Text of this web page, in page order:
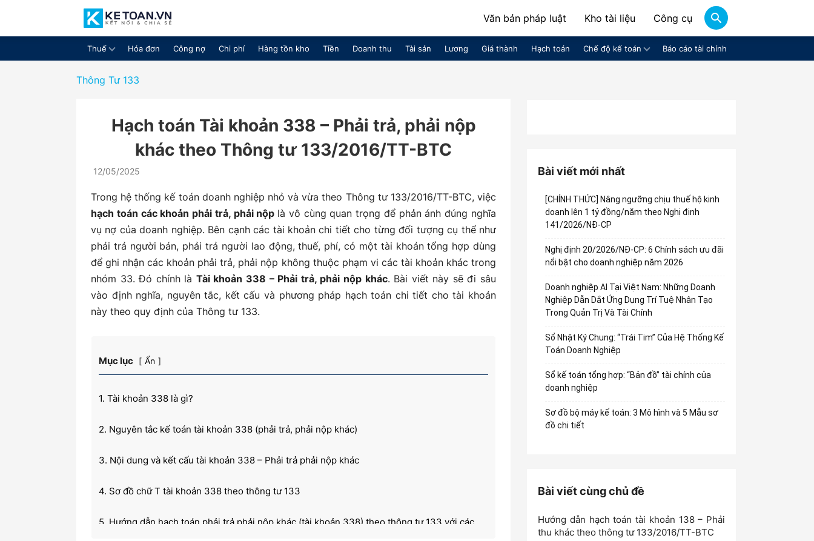
chia
sẻ
toán
Văn bản pháp luật Kho tài liệu Công cụ
Thuế Hóa đơn Công nợ Chi phí Hàng tồn kho Tiền Doanh thu Tài sản Lương Giá thành Hạch toán Chế độ kế toán Báo cáo tài chính
Thông Tư 133
Hạch toán Tài khoản 338 – Phải trả, phải nộp
khác theo Thông tư 133/2016/TT-BTC
12/05/2025
Trong hệ thống kế toán doanh nghiệp nhỏ và vừa theo Thông tư 133/2016/TT-BTC, việc
hạch toán các khoản phải trả, phải nộp là vô cùng quan trọng để phản ánh đúng nghĩa
vụ nợ của doanh nghiệp. Bên cạnh các tài khoản chi tiết cho từng đối tượng cụ thể như
phải trả người bán, phải trả người lao động, thuế, phí, có một tài khoản tổng hợp dùng
để ghi nhận các khoản phải trả, phải nộp không thuộc phạm vi các tài khoản khác trong
nhóm 33. Đó chính là Tài khoản 338 – Phải trả, phải nộp khác. Bài viết này sẽ đi sâu
vào định nghĩa, nguyên tắc, kết cấu và phương pháp hạch toán chi tiết cho tài khoản
này theo quy định của Thông tư 133.
Mục lục Ẩn
1. Tài khoản 338 là gì?
2. Nguyên tắc kế toán tài khoản 338 (phải trả, phải nộp khác)
3. Nội dung và kết cấu tài khoản 338 – Phải trả phải nộp khác
4. Sơ đồ chữ T tài khoản 338 theo thông tư 133
5. Hướng dẫn hạch toán phải trả phải nộp khác (tài khoản 338) theo thông tư 133 với các
Bài viết mới nhất
[CHÍNH THỨC] Nâng ngưỡng chịu thuế hộ kinh
doanh lên 1 tỷ đồng/năm theo Nghị định
141/2026/NĐ-CP
Nghị định 20/2026/NĐ-CP: 6 Chính sách ưu đãi
nổi bật cho doanh nghiệp năm 2026
Doanh nghiệp AI Tại Việt Nam: Những Doanh
Nghiệp Dẫn Dắt Ứng Dụng Trí Tuệ Nhân Tạo
Trong Quản Trị Và Tài Chính
Sổ Nhật Ký Chung: “Trái Tim” Của Hệ Thống Kế
Toán Doanh Nghiệp
Sổ kế toán tổng hợp: “Bản đồ” tài chính của
doanh nghiệp
Sơ đồ bộ máy kế toán: 3 Mô hình và 5 Mẫu sơ
đồ chi tiết
Bài viết cùng chủ đề
Hướng dẫn hạch toán tài khoản 138 – Phải
thu khác theo thông tư 133/2016/TT-BTC